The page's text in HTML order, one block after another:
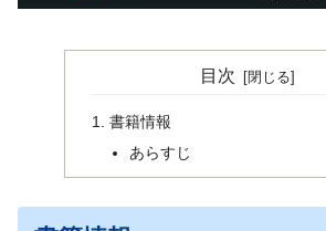
目次
書籍情報
あらすじ